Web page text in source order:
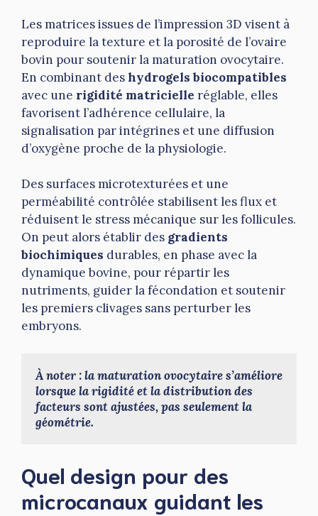
Les matrices issues de l’impression 3D visent à
reproduire la texture et la porosité de l’ovaire
bovin pour soutenir la maturation ovocytaire.
En combinant deshydrogels biocompatibles
avec une rigidité matricielle réglable, elles
favorisent l’adhérence cellulaire, la
signalisation par intégrines et une diffusion
d’oxygène proche de la physiologie.
Des surfaces microtexturées et une
perméabilité contrôlée stabilisent les flux et
réduisent le stress mécanique sur les follicules.
On peut alors établir des gradients
biochimiques durables, en phase avec la
dynamique bovine, pour répartir les
nutriments, guider la fécondation et soutenir
les premiers clivages sans perturber les
embryons.
À noter : la maturation ovocytaire s’améliore
lorsque la rigidité et la distribution des
facteurs sont ajustées, pas seulement la
géométrie.
Quel design pour des
microcanaux guidant les